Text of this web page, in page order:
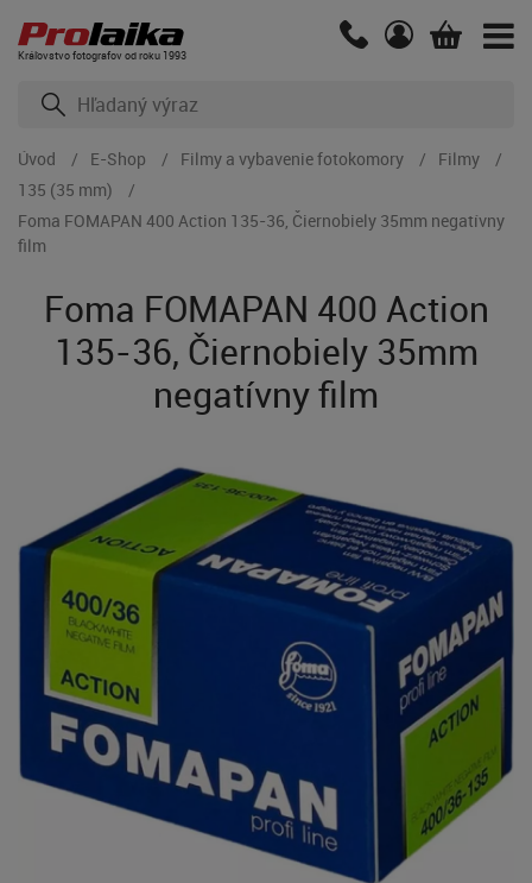
Kráľovstvo fotografov od roku 1993
Úvod E-Shop Filmy a vybavenie fotokomory
Filmy
135 (35 mm)
Foma FOMAPAN 400 Action 135-36, Čiernobiely 35mm negatívny
film
Foma FOMAPAN 400 Action
135-36, Čiernobiely 35mm
negatívny film